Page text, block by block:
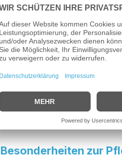
DerL104 Clown Pleco -
und friedlichen
Südamerika. Hier lebt die
Gewässern mit starker
Zeichnung dieser Welse variiert
Für diese attraktive
ein paar Steinplatten gestaltet
Bepflanzung sollte ebenfalls
sich diese Welse sichtbar
Besonderheiten zur